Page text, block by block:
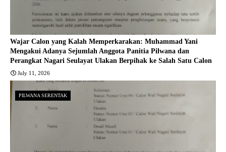
Wajar Calon yang Kalah Memperkarakan: Muhammad Yani
Mengakui Adanya Sejumlah Anggota Panitia Pilwana dan
Perangkat Nagari Seulayat Ulakan Berpihak ke Salah Satu Calon
July 11, 2026
PILWANA SERENTAK